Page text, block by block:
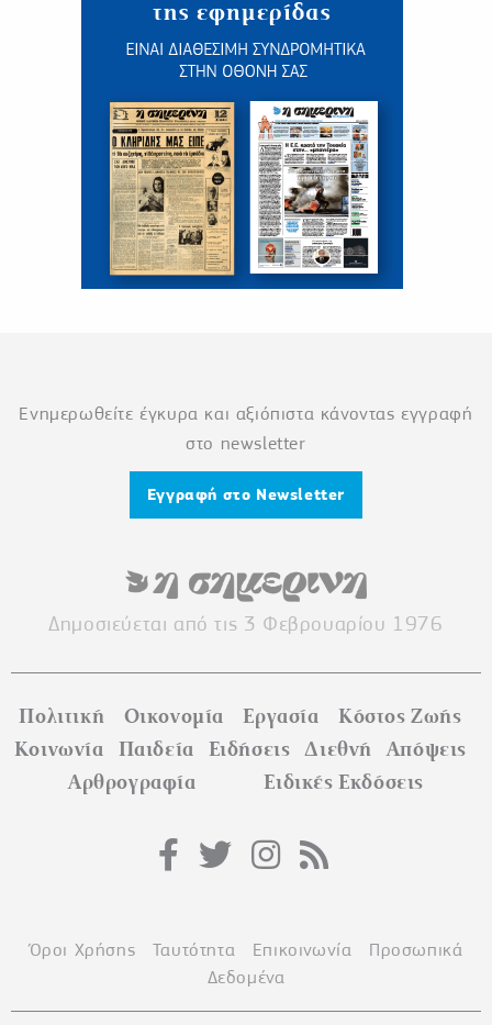
Ενημερωθείτε έγκυρα και αξιόπιστα κάνοντας εγγραφή
στο newsletter
Εγγραφή στο Newsletter
Δημοσιεύεται από τις 3 Φεβρουαρίου 1976
Πολιτική Οικονομία Εργασία
Κόστος Ζωής
Κοινωνία
Παιδεία Ειδήσεις Διεθνή
Απόψεις
Αρθρογραφία
Ειδικές Εκδόσεις
Όροι Χρήσης Ταυτότητα Επικοινωνία
Προσωπικά
Δεδομένα